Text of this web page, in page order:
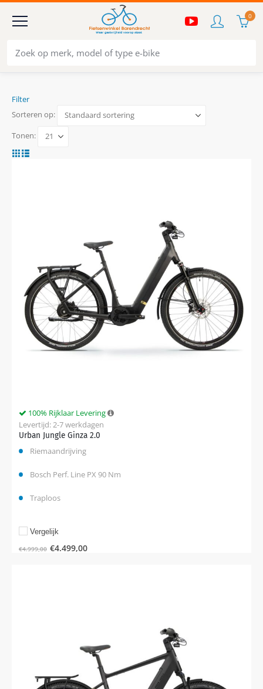
0
Filter
Sorteren op:
Tonen:
Urban Jungle Ginza 2.0
100% Rijklaar Levering
Levertijd: 2-7 werkdagen
Riemaandrijving
Bosch Perf. Line PX 90 Nm
Traploos
€4.999,00 €4.499,00
Vergelijk